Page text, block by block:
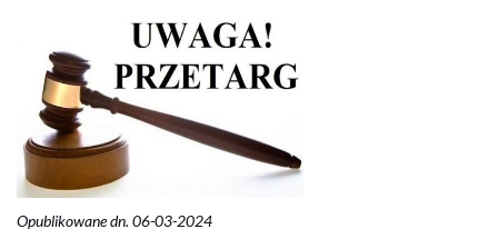
Opublikowane dn. 06-03-2024